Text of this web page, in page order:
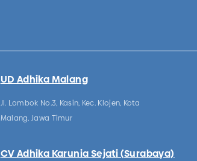
UD Adhika Malang
Jl. Lombok No.3, Kasin, Kec. Klojen, Kota
Malang, Jawa Timur
CV Adhika Karunia Sejati (Surabaya)